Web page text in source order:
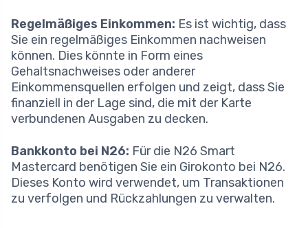
Regelmäßiges Einkommen: Es ist wichtig, dass
Sie ein regelmäßiges Einkommen nachweisen
können. Dies könnte in Form eines
Gehaltsnachweises oder anderer
Einkommensquellen erfolgen und zeigt, dass Sie
finanziell in der Lage sind, die mit der Karte
verbundenen Ausgaben zu decken.
Bankkonto bei N26: Für die N26 Smart
Mastercard benötigen Sie ein Girokonto bei N26.
Dieses Konto wird verwendet, um Transaktionen
zu verfolgen und Rückzahlungen zu verwalten.